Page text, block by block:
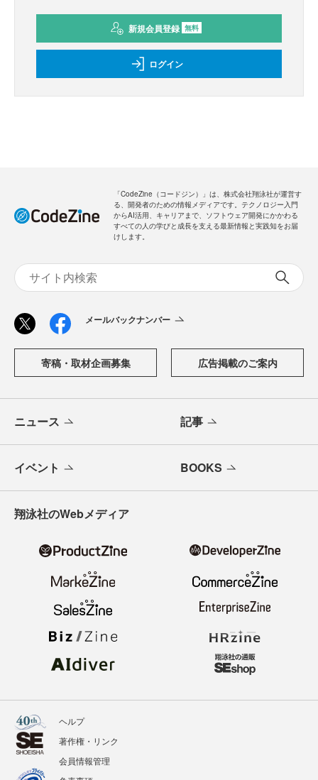
新規会員登録 無料
ログイン
「CodeZine（コードジン）」は、株式会社翔泳社が運営す
る、開発者のための情報メディアです。テクノロジー入門
からAI活用、キャリアまで、ソフトウェア開発にかかわる
すべての人の学びと成長を支える最新情報と実践知をお届
けします。
メールバックナンバー
寄稿・取材企画募集 広告掲載のご案内
ニュース 記事
イベント BOOKS
翔泳社のWebメディア
ヘルプ
著作権・リンク
会員情報管理